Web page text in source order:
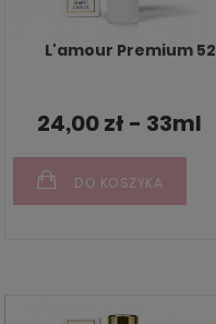
L'amour Premium 52
24,00 zł - 33ml
DO KOSZYKA